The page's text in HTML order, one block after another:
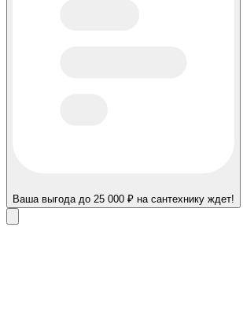
Ваша выгода до 25 000 ₽ на сантехнику ждет!